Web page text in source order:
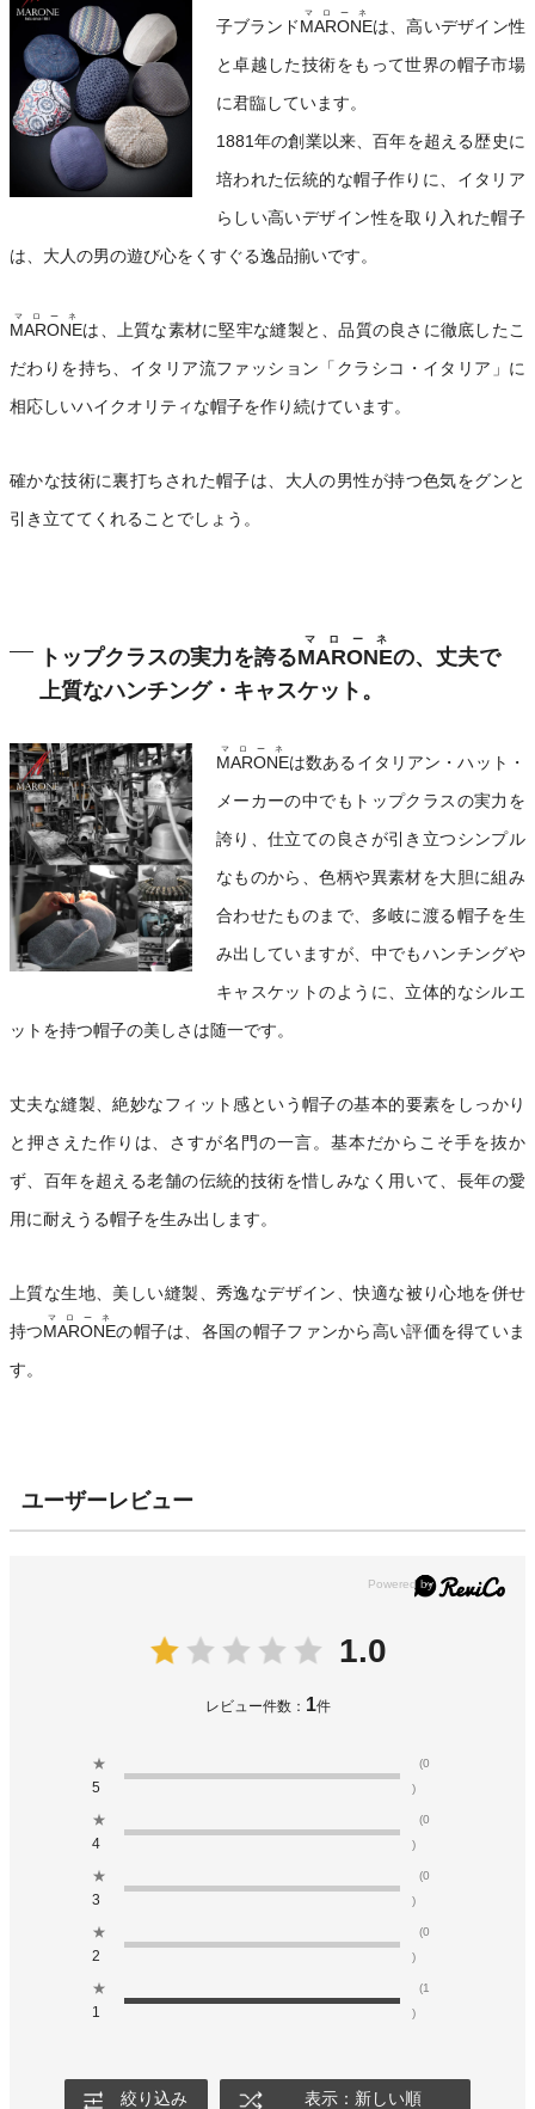
子ブランドMARONE
マローネ
は、高いデザイン性
と卓越した技術をもって世界の帽子市場
に君臨しています。
1881年の創業以来、百年を超える歴史に
培われた伝統的な帽子作りに、イタリア
らしい高いデザイン性を取り入れた帽子
は、大人の男の遊び心をくすぐる逸品揃いです。
MARONE
マローネ
は、上質な素材に堅牢な縫製と、品質の良さに徹底したこ
だわりを持ち、イタリア流ファッション「クラシコ・イタリア」に
相応しいハイクオリティな帽子を作り続けています。
確かな技術に裏打ちされた帽子は、大人の男性が持つ色気をグンと
引き立ててくれることでしょう。
トップクラスの実力を誇るMARONE
マローネ
の、丈夫で
上質なハンチング・キャスケット。
MARONE
マローネ
は数あるイタリアン・ハット・
メーカーの中でもトップクラスの実力を
誇り、仕立ての良さが引き立つシンプル
なものから、色柄や異素材を大胆に組み
合わせたものまで、多岐に渡る帽子を生
み出していますが、中でもハンチングや
キャスケットのように、立体的なシルエ
ットを持つ帽子の美しさは随一です。
丈夫な縫製、絶妙なフィット感という帽子の基本的要素をしっかり
と押さえた作りは、さすが名門の一言。基本だからこそ手を抜か
ず、百年を超える老舗の伝統的技術を惜しみなく用いて、長年の愛
用に耐えうる帽子を生み出します。
上質な生地、美しい縫製、秀逸なデザイン、快適な被り心地を併せ
持つMARONE
マローネ
の帽子は、各国の帽子ファンから高い評価を得ていま
す。
ユーザーレビュー
1.0
レビュー件数： 1件
★
5
(0
)
★
4
(0
)
★
3
(0
)
★
2
(0
)
★
1
(1
)
絞り込み 表示：新しい順